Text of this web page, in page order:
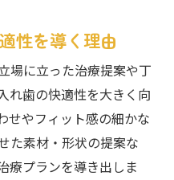
性を導く理由
場に立った治療提案や丁
れ歯の快適性を大きく向
せやフィット感の細かな
た素材・形状の提案な
療プランを導き出しま